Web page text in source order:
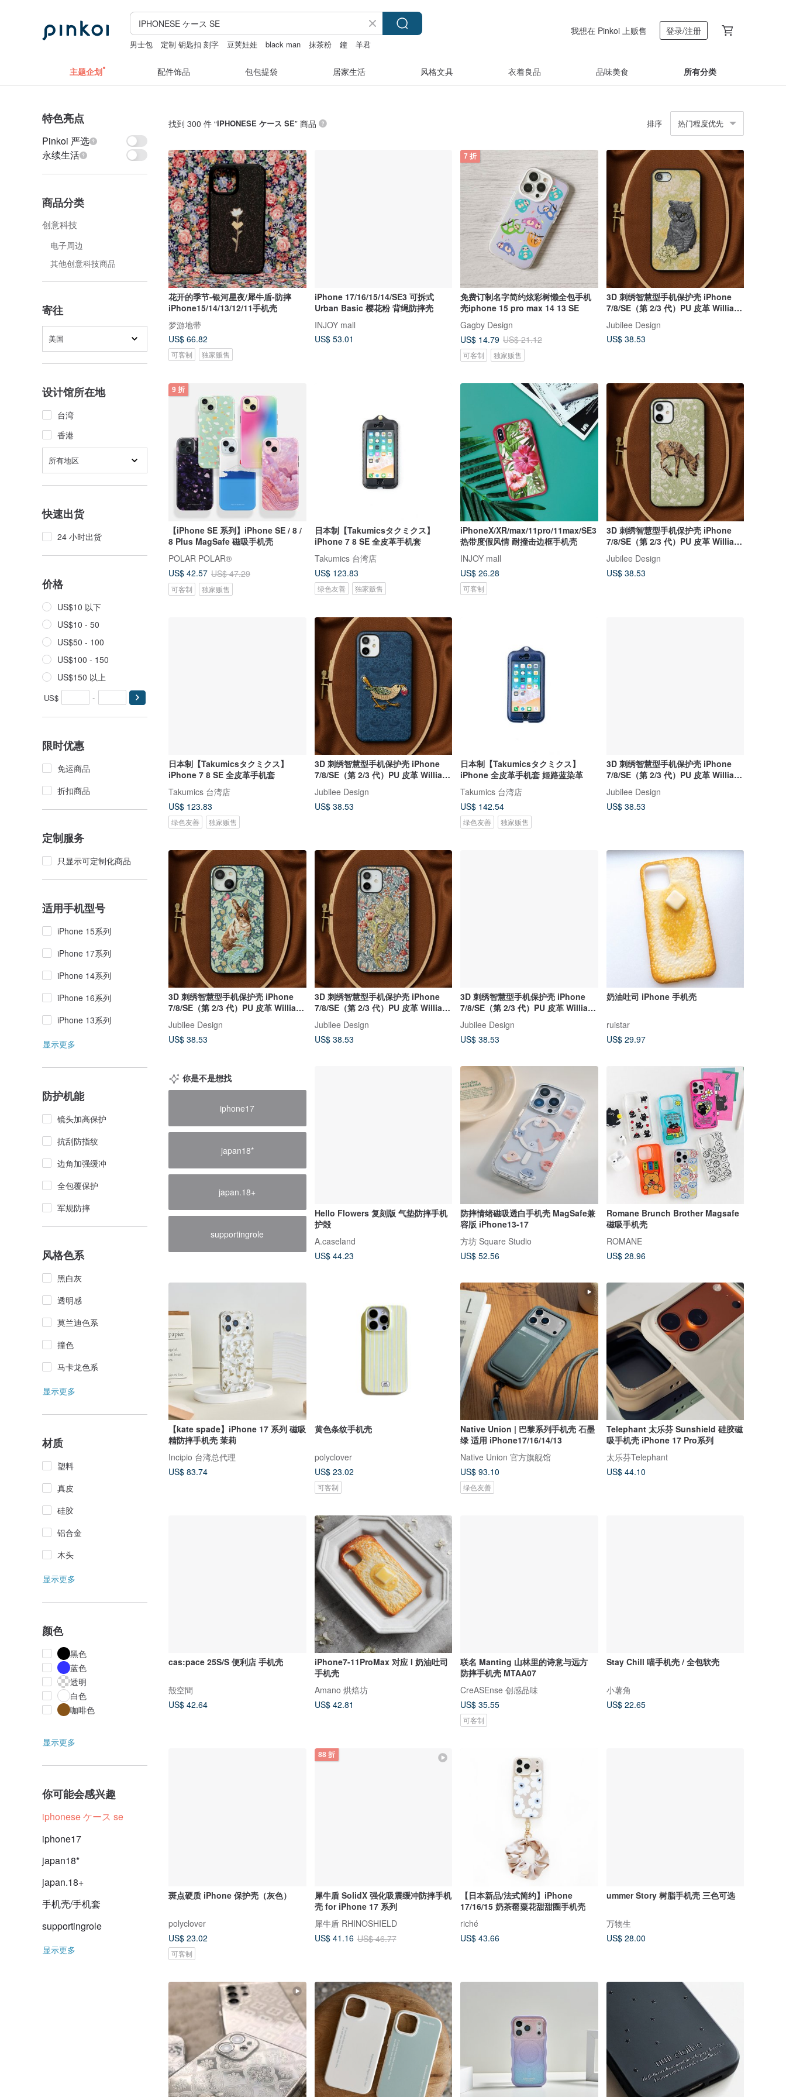
男士包 定制 钥匙扣 刻字 豆荚娃娃 black man 抹茶粉 鐘
羊君
我想在 Pinkoi 上贩售 登录/注册
主题企划 配件饰品 包包提袋 居家生活 风格文具 衣着良品 品味美食 所有分类
特色亮点
Pinkoi 严选
永续生活
商品分类
创意科技
电子周边
其他创意科技商品
寄往
美国
设计馆所在地
台湾
香港
所有地区
快速出货
24 小时出货
价格
US$10 以下
US$10 - 50
US$50 - 100
US$100 - 150
US$150 以上
US$ -
限时优惠
免运商品
折扣商品
定制服务
只显示可定制化商品
适用手机型号
iPhone 15系列
iPhone 17系列
iPhone 14系列
iPhone 16系列
iPhone 13系列
显示更多
防护机能
镜头加高保护
抗刮防指纹
边角加强缓冲
全包覆保护
军规防摔
风格色系
黑白灰
透明感
莫兰迪色系
撞色
马卡龙色系
显示更多
材质
塑料
真皮
硅胶
铝合金
木头
显示更多
颜色
黑色
蓝色
透明
白色
咖啡色
显示更多
你可能会感兴趣
iphonese ケース se
iphone17
japan18*
japan.18+
手机壳/手机套
supportingrole
显示更多
找到 300 件 “IPHONESE ケース SE” 商品 排序 热门程度优先
花开的季节-银河星夜/犀牛盾-防摔
iPhone15/14/13/12/11手机壳
梦游地带
US$ 66.82
可客制 独家贩售
iPhone 17/16/15/14/SE3 可拆式
Urban Basic 樱花粉 背绳防摔壳
INJOY mall
US$ 53.01
7 折
免费订制名字简约炫彩树懒全包手机
壳iphone 15 pro max 14 13 SE
Gagby Design
US$ 14.79 US$ 21.12
可客制 独家贩售
3D 刺绣智慧型手机保护壳 iPhone
7/8/SE（第 2/3 代）PU 皮革 William
Jubilee Design
US$ 38.53
9 折
【iPhone SE 系列】iPhone SE / 8 /
8 Plus MagSafe 磁吸手机壳
POLAR POLAR®
US$ 42.57 US$ 47.29
可客制 独家贩售
日本制【Takumicsタクミクス】
iPhone 7 8 SE 全皮革手机套
Takumics 台湾店
US$ 123.83
绿色友善 独家贩售
iPhoneX/XR/max/11pro/11max/SE3
热带度假风情 耐撞击边框手机壳
INJOY mall
US$ 26.28
可客制
3D 刺绣智慧型手机保护壳 iPhone
7/8/SE（第 2/3 代）PU 皮革 William
Jubilee Design
US$ 38.53
日本制【Takumicsタクミクス】
iPhone 7 8 SE 全皮革手机套
Takumics 台湾店
US$ 123.83
绿色友善 独家贩售
3D 刺绣智慧型手机保护壳 iPhone
7/8/SE（第 2/3 代）PU 皮革 William
Morris 猫动物 09:NAG1362
Jubilee Design
US$ 38.53
日本制【Takumicsタクミクス】
iPhone 全皮革手机套 姬路蓝染革
Takumics 台湾店
US$ 142.54
绿色友善 独家贩售
3D 刺绣智慧型手机保护壳 iPhone
7/8/SE（第 2/3 代）PU 皮革 William
Morris 猫动物 02:NAG1350
Jubilee Design
US$ 38.53
3D 刺绣智慧型手机保护壳 iPhone
7/8/SE（第 2/3 代）PU 皮革 William
Morris 猫动物 06:NAG1359
Jubilee Design
US$ 38.53
3D 刺绣智慧型手机保护壳 iPhone
7/8/SE（第 2/3 代）PU 皮革 William
Morris 猫动物 03:NAG1354
Jubilee Design
US$ 38.53
3D 刺绣智慧型手机保护壳 iPhone
7/8/SE（第 2/3 代）PU 皮革 William
Morris 猫动物 01:NAG1348
Jubilee Design
US$ 38.53
奶油吐司 iPhone 手机壳
ruistar
US$ 29.97
你是不是想找
iphone17
japan18*
japan.18+
supportingrole
Hello Flowers 复刻版 气垫防摔手机
护殻
A.caseland
US$ 44.23
防摔情绪磁吸透白手机壳 MagSafe兼
容版 iPhone13-17
方坊 Square Studio
US$ 52.56
Romane Brunch Brother Magsafe
磁吸手机壳
ROMANE
US$ 28.96
【kate spade】iPhone 17 系列 磁吸
精防摔手机壳 茉莉
Incipio 台湾总代理
US$ 83.74
黄色条纹手机壳
polyclover
US$ 23.02
可客制
Native Union | 巴黎系列手机壳 石墨
绿 适用 iPhone17/16/14/13
Native Union 官方旗舰馆
US$ 93.10
绿色友善
Telephant 太乐芬 Sunshield 硅胶磁
吸手机壳 iPhone 17 Pro系列
太乐芬Telephant
US$ 44.10
cas:pace 25S/S 便利店 手机壳
殼空間
US$ 42.64
iPhone7-11ProMax 对应 I 奶油吐司
手机壳
Amano 烘焙坊
US$ 42.81
联名 Manting 山林里的诗意与远方
防摔手机壳 MTAA07
CreASEnse 创感品味
US$ 35.55
可客制
Stay Chill 喵手机壳 / 全包软壳
小薯角
US$ 22.65
斑点硬质 iPhone 保护壳（灰色）
polyclover
US$ 23.02
可客制
88 折
犀牛盾 SolidX 强化吸震缓冲防摔手机
壳 for iPhone 17 系列
犀牛盾 RHINOSHIELD
US$ 41.16 US$ 46.77
【日本新品/法式简约】iPhone
17/16/15 奶茶罂粟花甜甜圈手机壳
riché
US$ 43.66
ummer Story 树脂手机壳 三色可选
万物生
US$ 28.00